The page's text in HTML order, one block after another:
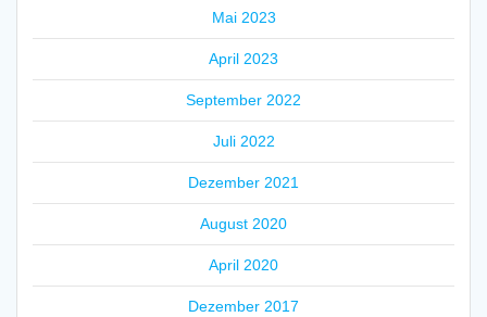
Mai 2023
April 2023
September 2022
Juli 2022
Dezember 2021
August 2020
April 2020
Dezember 2017